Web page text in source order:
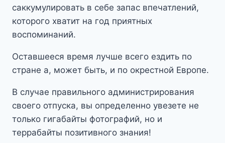
саккумулировать в себе запас впечатлений,
которого хватит на год приятных
воспоминаний.
Оставшееся время лучше всего ездить по
стране а, может быть, и по окрестной Европе.
В случае правильного администрирования
своего отпуска, вы определенно увезете не
только гигабайты фотографий, но и
террабайты позитивного знания!